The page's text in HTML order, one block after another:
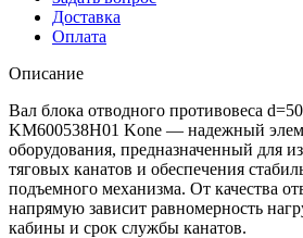
Доставка
Оплата
Описание
Вал блока отводного противовеса
KM600538H01 Kone — надежный
оборудования, предназначенный для
тяговых канатов и обеспечения
подъемного механизма. От качества
напрямую зависит равномерность
кабины и срок службы канатов.